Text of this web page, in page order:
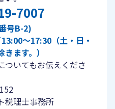
7007
号B-2)
〜17:30（土・日・
ます。）
ついてもお伝えくださ
税理士事務所